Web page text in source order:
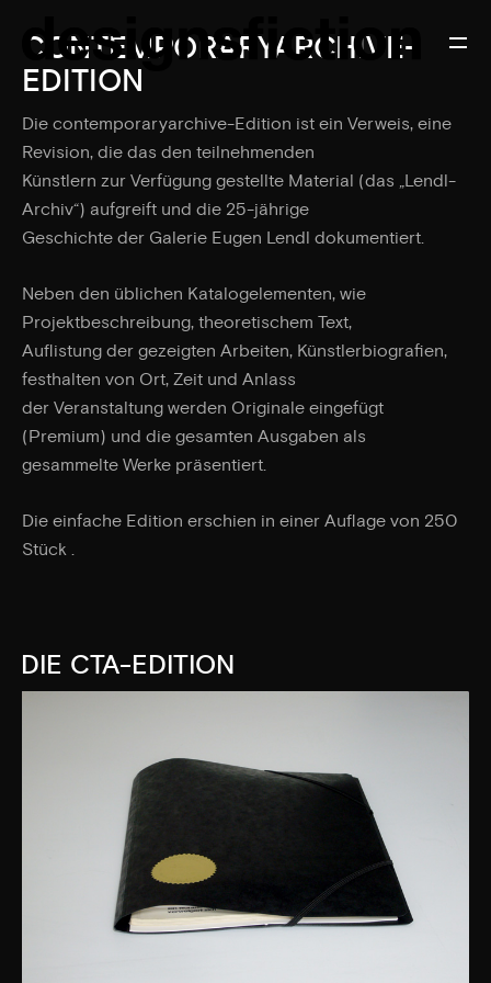
CONTEMPORARYARCHIVE-
EDITION
Die contemporaryarchive-Edition ist ein Verweis, eine
Revision, die das den teilnehmenden
Künstlern zur Verfügung gestellte Material (das „Lendl-
Archiv“) aufgreift und die 25-jährige
Geschichte der Galerie Eugen Lendl dokumentiert.
Neben den üblichen Katalogelementen, wie
Projektbeschreibung, theoretischem Text,
Auflistung der gezeigten Arbeiten, Künstlerbiografien,
festhalten von Ort, Zeit und Anlass
der Veranstaltung werden Originale eingefügt
(Premium) und die gesamten Ausgaben als
gesammelte Werke präsentiert.
Die einfache Edition erschien in einer Auflage von 250
Stück .
DIE CTA-EDITION